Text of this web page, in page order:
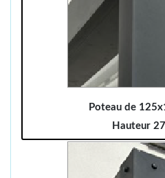
Poteau de
Hauteur